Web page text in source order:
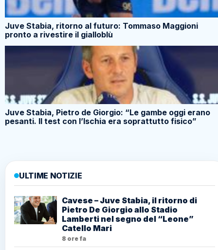
Juve Stabia, ritorno al futuro: Tommaso Maggioni
pronto a rivestire il gialloblù
Juve Stabia, Pietro de Giorgio: “Le gambe oggi erano
pesanti. Il test con l’Ischia era soprattutto fisico”
ULTIME NOTIZIE
Cavese – Juve Stabia, il ritorno di
Pietro De Giorgio allo Stadio
Lamberti nel segno del “Leone”
Catello Mari
8 ore fa